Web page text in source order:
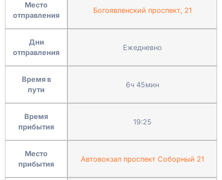
Место
отправления
Дни
отправления
Время в
пути
Время
прибытия
Место
прибытия
Богоявленский проспект, 21
Ежедневно
6ч 45мин
19:25
Автовокзал проспект Соборный 21